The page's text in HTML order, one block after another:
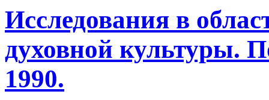
Исследования в
духовной культуры.
1990.